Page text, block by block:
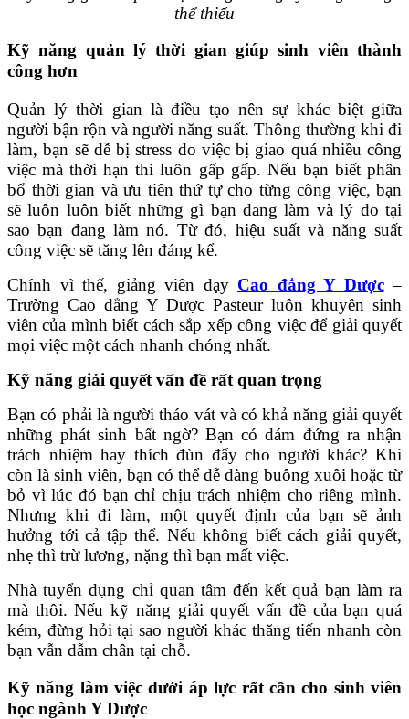
thể thiếu
Kỹ năng quản lý thời gian giúp sinh viên thành
công hơn
Quản lý thời gian là điều tạo nên sự khác biệt giữa
người bận rộn và người năng suất. Thông thường khi đi
làm, bạn sẽ dễ bị stress do việc bị giao quá nhiều công
việc mà thời hạn thì luôn gấp gấp. Nếu bạn biết phân
bổ thời gian và ưu tiên thứ tự cho từng công việc, bạn
sẽ luôn luôn biết những gì bạn đang làm và lý do tại
sao bạn đang làm nó. Từ đó, hiệu suất và năng suất
công việc sẽ tăng lên đáng kể.
Chính vì thế, giảng viên dạy Cao đẳng Y Dược –
Trường Cao đẳng Y Dược Pasteur luôn khuyên sinh
viên của mình biết cách sắp xếp công việc để giải quyết
mọi việc một cách nhanh chóng nhất.
Kỹ năng giải quyết vấn đề rất quan trọng
Bạn có phải là người tháo vát và có khả năng giải quyết
những phát sinh bất ngờ? Bạn có dám đứng ra nhận
trách nhiệm hay thích đùn đẩy cho người khác? Khi
còn là sinh viên, bạn có thể dễ dàng buông xuôi hoặc từ
bỏ vì lúc đó bạn chỉ chịu trách nhiệm cho riêng mình.
Nhưng khi đi làm, một quyết định của bạn sẽ ảnh
hưởng tới cả tập thể. Nếu không biết cách giải quyết,
nhẹ thì trừ lương, nặng thì bạn mất việc.
Nhà tuyển dụng chỉ quan tâm đến kết quả bạn làm ra
mà thôi. Nếu kỹ năng giải quyết vấn đề của bạn quá
kém, đừng hỏi tại sao người khác thăng tiến nhanh còn
bạn vẫn dẫm chân tại chỗ.
Kỹ năng làm việc dưới áp lực rất cần cho sinh viên
học ngành Y Dược